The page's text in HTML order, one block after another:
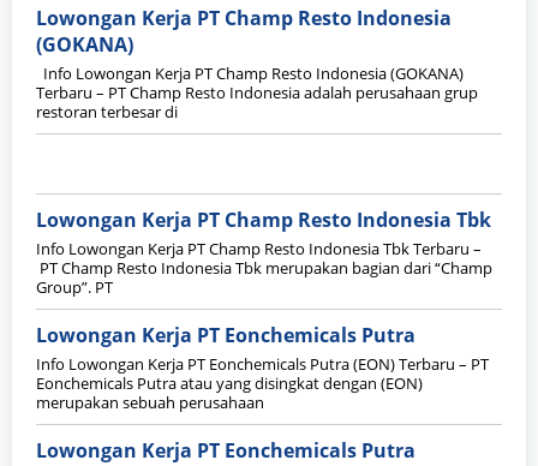
Lowongan Kerja PT Champ Resto Indonesia
(GOKANA)
Info Lowongan Kerja PT Champ Resto Indonesia (GOKANA)
Terbaru – PT Champ Resto Indonesia adalah perusahaan grup
restoran terbesar di
Lowongan Kerja PT Champ Resto Indonesia Tbk
Info Lowongan Kerja PT Champ Resto Indonesia Tbk Terbaru –
PT Champ Resto Indonesia Tbk merupakan bagian dari “Champ
Group”. PT
Lowongan Kerja PT Eonchemicals Putra
Info Lowongan Kerja PT Eonchemicals Putra (EON) Terbaru – PT
Eonchemicals Putra atau yang disingkat dengan (EON)
merupakan sebuah perusahaan
Lowongan Kerja PT Eonchemicals Putra